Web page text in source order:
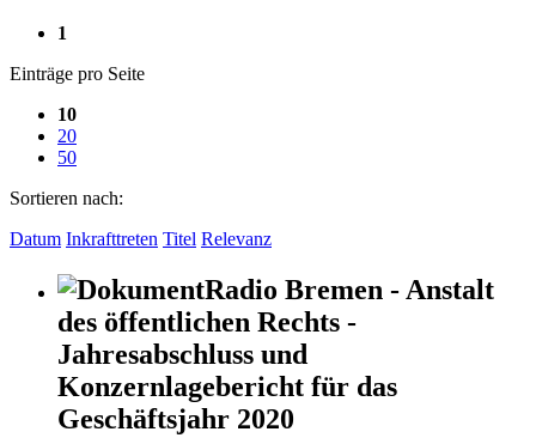
1
Einträge pro Seite
10
20
50
Sortieren nach:
Datum Inkrafttreten Titel Relevanz
Radio Bremen - Anstalt
des öffentlichen Rechts -
Jahresabschluss und
Konzernlagebericht für das
Geschäftsjahr 2020